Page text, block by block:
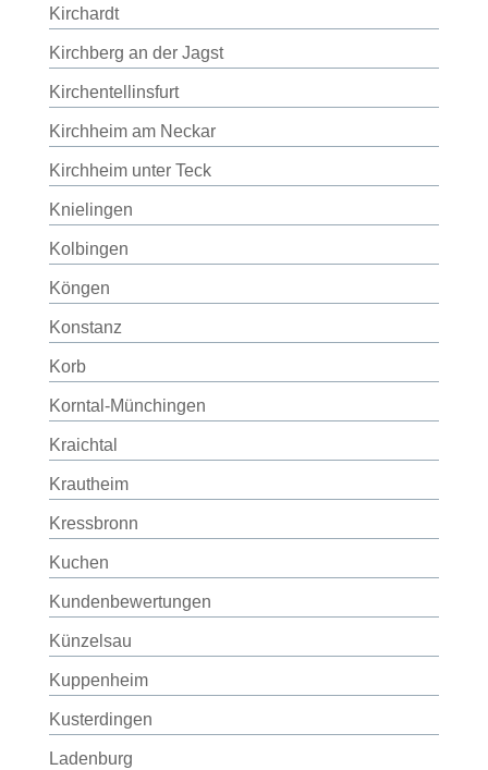
Kirchardt
Kirchberg an der Jagst
Kirchentellinsfurt
Kirchheim am Neckar
Kirchheim unter Teck
Knielingen
Kolbingen
Köngen
Konstanz
Korb
Korntal-Münchingen
Kraichtal
Krautheim
Kressbronn
Kuchen
Kundenbewertungen
Künzelsau
Kuppenheim
Kusterdingen
Ladenburg